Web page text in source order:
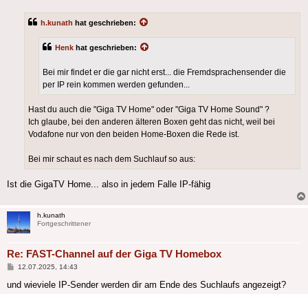
h.kunath hat geschrieben:
Henk hat geschrieben:
Bei mir findet er die gar nicht erst... die Fremdsprachensender die
per IP rein kommen werden gefunden...
Hast du auch die "Giga TV Home" oder "Giga TV Home Sound" ?
Ich glaube, bei den anderen älteren Boxen geht das nicht, weil bei
Vodafone nur von den beiden Home-Boxen die Rede ist.
Bei mir schaut es nach dem Suchlauf so aus:
Ist die GigaTV Home... also in jedem Falle IP-fähig
h.kunath
Fortgeschrittener
Re: FAST-Channel auf der Giga TV Homebox
Beitrag
12.07.2025, 14:43
und wieviele IP-Sender werden dir am Ende des Suchlaufs angezeigt?